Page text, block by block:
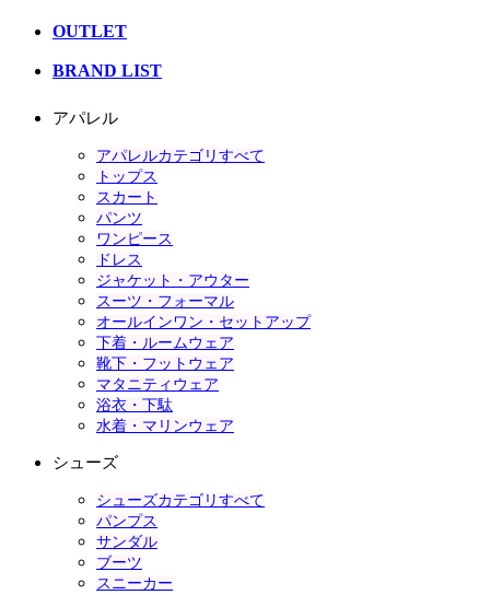
OUTLET
BRAND LIST
アパレル
アパレルカテゴリすべて
トップス
スカート
パンツ
ワンピース
ドレス
ジャケット・アウター
スーツ・フォーマル
オールインワン・セットアップ
下着・ルームウェア
靴下・フットウェア
マタニティウェア
浴衣・下駄
水着・マリンウェア
シューズ
シューズカテゴリすべて
パンプス
サンダル
ブーツ
スニーカー